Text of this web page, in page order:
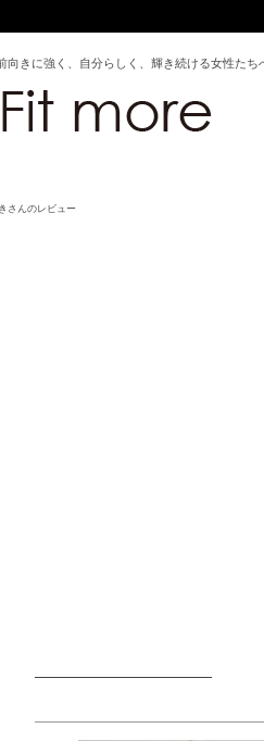
向きに強く、自分らしく、輝き続ける女性たち
さんのレビュー